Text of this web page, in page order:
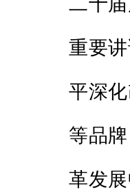
重要
平深
等品
革发